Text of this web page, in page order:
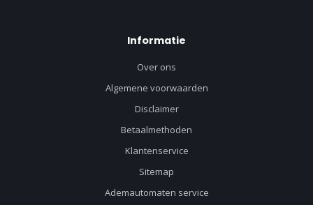
Informatie
Over ons
Algemene voorwaarden
Disclaimer
Betaalmethoden
Klantenservice
Sitemap
Ademautomaten service